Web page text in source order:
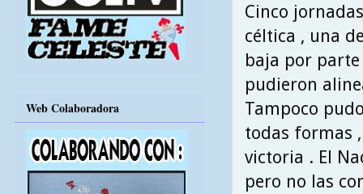
Cinco
céltica , una
baja por parte
pudieron
Tampoco
todas formas
victoria . El
pero no las
Web Colaboradora